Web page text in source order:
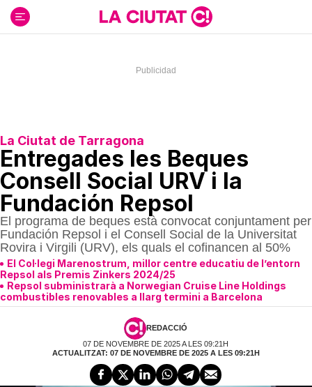
contenido
La Ciutat de Tarragona
Entregades les Beques
Consell Social URV i la
Fundación Repsol
El programa de beques està convocat conjuntament per
Fundación Repsol i el Consell Social de la Universitat
Rovira i Virgili (URV), els quals el cofinancen al 50%
El Col·legi Marenostrum, millor centre educatiu de l’entorn
Repsol als Premis Zinkers 2024/25
Repsol subministrarà a Norwegian Cruise Line Holdings
combustibles renovables a llarg termini a Barcelona
REDACCIÓ
07 DE NOVEMBRE DE 2025 A LES 09:21H
ACTUALITZAT: 07 DE NOVEMBRE DE 2025 A LES 09:21H